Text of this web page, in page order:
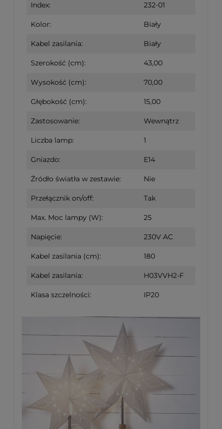
Index: 232-01
Kolor: Biały
Kabel zasilania: Biały
Szerokość (cm): 43,00
Wysokość (cm): 70,00
Głębokość (cm): 15,00
Zastosowanie: Wewnątrz
Liczba lamp: 1
Gniazdo: E14
Źródło światła w zestawie: Nie
Przełącznik on/off: Tak
Max. Moc lampy (W): 25
Napięcie: 230V AC
Kabel zasilania (cm): 180
Kabel zasilania: H03VVH2-F
Klasa szczelności: IP20